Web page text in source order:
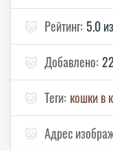
🐱 Рейтинг: 5.0
🐱 Добавлено:
🐱 Теги: кошки в
🐱 Адрес